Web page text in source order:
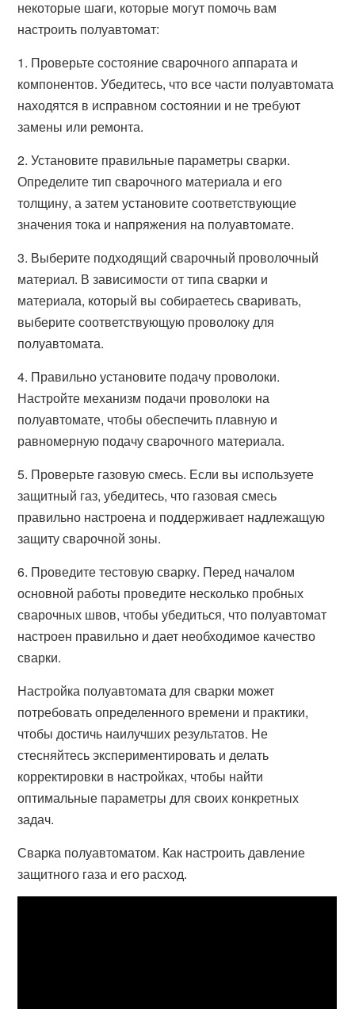
некоторые шаги, которые могут помочь вам
настроить полуавтомат:
1. Проверьте состояние сварочного аппарата и
компонентов. Убедитесь, что все части полуавтомата
находятся в исправном состоянии и не требуют
замены или ремонта.
2. Установите правильные параметры сварки.
Определите тип сварочного материала и его
толщину, а затем установите соответствующие
значения тока и напряжения на полуавтомате.
3. Выберите подходящий сварочный проволочный
материал. В зависимости от типа сварки и
материала, который вы собираетесь сваривать,
выберите соответствующую проволоку для
полуавтомата.
4. Правильно установите подачу проволоки.
Настройте механизм подачи проволоки на
полуавтомате, чтобы обеспечить плавную и
равномерную подачу сварочного материала.
5. Проверьте газовую смесь. Если вы используете
защитный газ, убедитесь, что газовая смесь
правильно настроена и поддерживает надлежащую
защиту сварочной зоны.
6. Проведите тестовую сварку. Перед началом
основной работы проведите несколько пробных
сварочных швов, чтобы убедиться, что полуавтомат
настроен правильно и дает необходимое качество
сварки.
Настройка полуавтомата для сварки может
потребовать определенного времени и практики,
чтобы достичь наилучших результатов. Не
стесняйтесь экспериментировать и делать
корректировки в настройках, чтобы найти
оптимальные параметры для своих конкретных
задач.
Сварка полуавтоматом. Как настроить давление
защитного газа и его расход.